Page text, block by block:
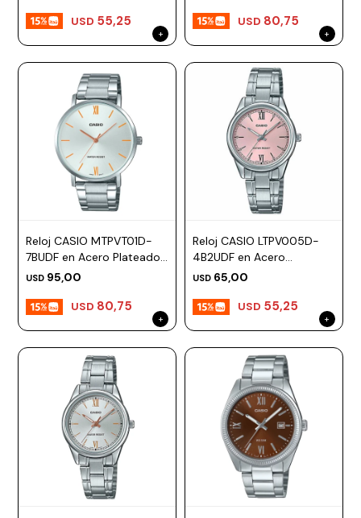
USD 55,25 USD 80,75
Reloj CASIO MTPVT01D-
7BUDF en Acero Plateado
Esfera 40mm
USD 95,00
USD 80,75
Reloj CASIO LTPV005D-
4B2UDF en Acero
Plateado Esfera 28mm
USD 65,00
USD 55,25